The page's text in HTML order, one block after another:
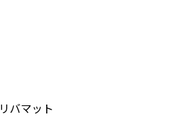
リバマット